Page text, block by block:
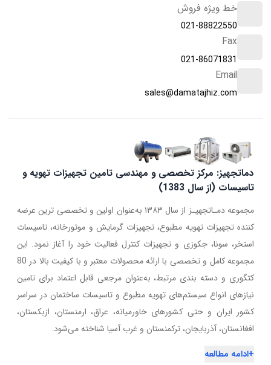
خط ویژه فروش
021-88822550
Fax
021-86071831
Email
sales@damatajhiz.com
دماتجهیز: مرکز تخصصی و مهندسی تامین تجهیزات تهویه و
تاسیسات (از سال 1383)
مجموعه دمـاتجهیـز از سال ۱۳۸۳ به‌عنوان اولین و تخصصی ترین عرضه
کننده تجهیزات تهویه مطبوع، تجهیزات گرمایش و موتورخانه، تاسیسات
استخر، سونا، جکوزی و تجهیزات کنترل فعالیت خود را آغاز نمود. این
مجموعه کامل و تخصصی با ارائه محصولات معتبر و با کیفیت بالا در 80
کتگوری و دسته بندی مرتبط، به‌عنوان مرجعی قابل اعتماد برای تامین
نیازهای انواع سیستم‌های تهویه مطبوع و تاسیسات ساختمان در سراسر
کشور ایران و حتی کشورهای خاورمیانه، عراق، ارمنستان، ازبکستان،
افغانستان، آذربایجان، ترکمنستان و غرب آسیا شناخته می‌شود.
+ادامه مطالعه